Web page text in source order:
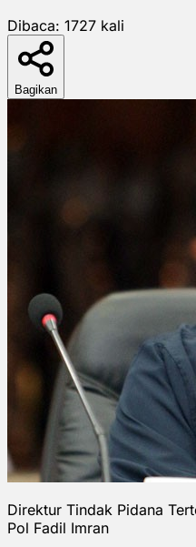
Dibaca: 1727 kali
Bagikan
Direktur Tindak Pidana
Pol Fadil Imran